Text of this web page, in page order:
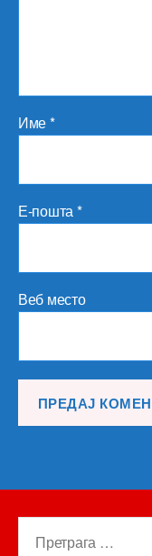
Име*
Е-пошта*
Веб место